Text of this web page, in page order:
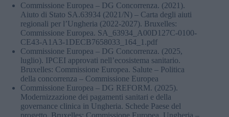
Commissione Europea – DG Concorrenza. (2021).
Aiuto di Stato SA.63934 (2021/N) – Carta degli aiuti
regionali per l’Ungheria (2022-2027). Bruxelles:
Commissione Europea. SA_63934_A00D127C-0100-
CE43-A1A3-1DECB7658033_164_1.pdf
Commissione Europea – DG Concorrenza. (2025,
luglio). IPCEI approvati nell’ecosistema sanitario.
Bruxelles: Commissione Europea. Salute – Politica
della concorrenza – Commissione Europea
Commissione Europea – DG REFORM. (2025).
Modernizzazione dei pagamenti sanitari e della
governance clinica in Ungheria. Schede Paese del
progetto. Bruxelles: Commissione Europea. Ungheria –